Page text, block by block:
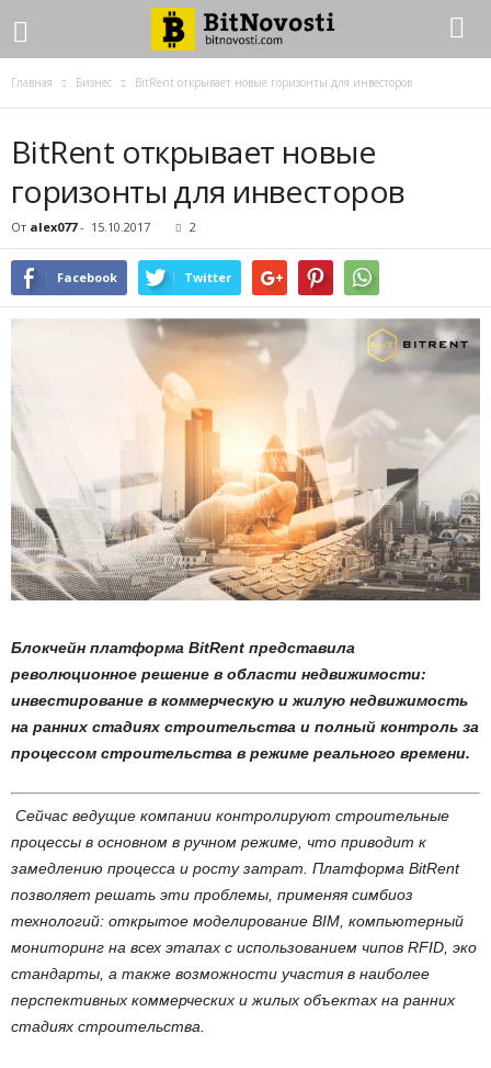
Главная Бизнес BitRent открывает новые горизонты для инвесторов
BitRent открывает новые
горизонты для инвесторов
От alex077- 15.10.2017 2
Facebook Twitter
Блокчейн платформа BitRent представила
революционное решение в области недвижимости:
инвестирование в коммерческую и жилую недвижимость
на ранних стадиях строительства и полный контроль за
процессом строительства в режиме реального времени.
Сейчас ведущие компании контролируют строительные
процессы в основном в ручном режиме, что приводит к
замедлению процесса и росту затрат. Платформа BitRent
позволяет решать эти проблемы, применяя симбиоз
технологий: открытое моделирование BIM, компьютерный
мониторинг на всех этапах с использованием чипов RFID, эко
стандарты, а также возможности участия в наиболее
перспективных коммерческих и жилых объектах на ранних
стадиях строительства.